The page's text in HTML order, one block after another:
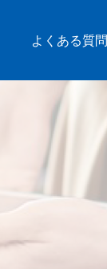
よくある質問